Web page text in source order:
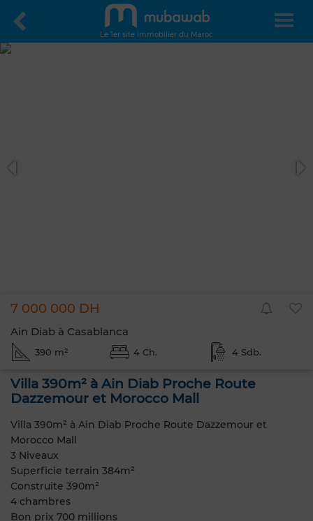
Le 1er site immobilier du Maroc
7 000 000 DH
Ain Diab à Casablanca
390 m² 4 Ch. 4 Sdb.
Villa 390m² à Ain Diab Proche Route
Dazzemour et Morocco Mall
Villa 390m² à Ain Diab Proche Route Dazzemour et
Morocco Mall
3 Niveaux
Superficie terrain 384m²
Construite 390m²
4 chambres
Bon prix 700 millions